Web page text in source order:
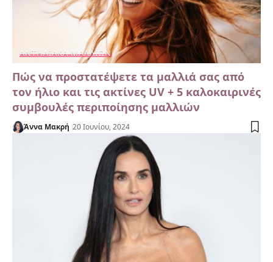
ΑΝΤΗΛΙΑΚΆ ΜΑΛΛΙΏΝ
Πώς να προστατέψετε τα μαλλιά σας από
τον ήλιο και τις ακτίνες UV + 5 καλοκαιρινές
συμβουλές περιποίησης μαλλιών
Άννα Μακρή 20 Ιουνίου, 2024